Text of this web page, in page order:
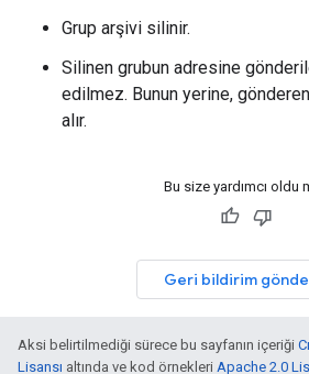
Grup arşivi silinir.
Silinen grubun adresine
edilmez. Bunun yerine,
alır.
Bu size yardımcı oldu
Geri bildirim
Aksi belirtilmediği sürece bu sayfanın içeriği
Lisansı altında ve kod örnekleri Apache 2.0